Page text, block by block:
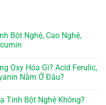
Bột Nghệ, Cao Nghệ,
Oxy Hóa Gì? Acid Ferulic,
Nằm Ở Đâu?
Tinh Bột Nghệ Không?